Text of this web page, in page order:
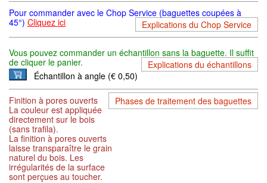
Pour commander avec le Chop Service (baguettes coupées à
45°) Cliquez ici Explications du Chop Service
Vous pouvez commander un échantillon sans la baguette. Il suffit
de cliquer le panier.
Explications du échantillons
Échantillon à angle (€ 0,50)
Phases de traitement des baguettes
Finition à pores ouverts
La couleur est appliquée
directement sur le bois
(sans trafila).
La finition à pores ouverts
laisse transparaître le grain
naturel du bois. Les
irrégularités de la surface
sont perçues au toucher.